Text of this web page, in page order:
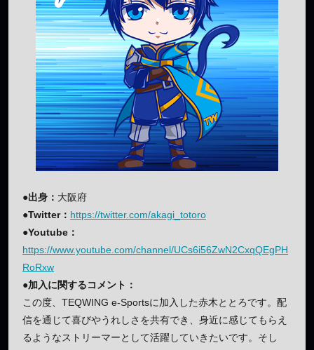
●出身： 大阪府
●Twitter： https://twitter.com/akagi_totoro
●Youtube：
https://www.youtube.com/channel/UCs6i56ZwN2CxqQEgPH
RoRxw
●加入に関するコメント：
この度、TEQWING e-Sportsに加入した赤木ととろです。配
信を通じて喜びやうれしさを共有でき、身近に感じてもらえ
るようなストリーマーとして活躍していきたいです。そし